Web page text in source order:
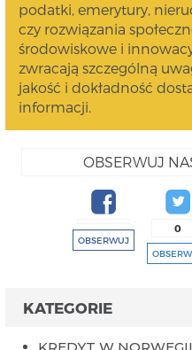
podatki, emerytury,
czy rozwiązania
środowiskowe i
zwracają szczególną
jakość i dokładność
informacji.
OBSERWUJ
OBSERWUJ
0
KATEGORIE